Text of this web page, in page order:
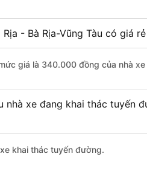
- Bà Rịa-Vũng Tàu có giá
giá là 340.000 đồng của nhà xe
nhà xe đang khai thác tuyến
khai thác tuyến đường.